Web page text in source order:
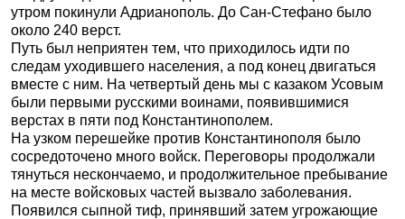
утром покинули Адрианополь. До Сан-Стефано было
около 240 верст.
Путь был неприятен тем, что приходилось идти по
следам уходившего населения, а под конец двигаться
вместе с ним. На четвертый день мы с казаком Усовым
были первыми русскими воинами, появившимися
верстах в пяти под Константинополем.
На узком перешейке против Константинополя было
сосредоточено много войск. Переговоры продолжали
тянуться нескончаемо, и продолжительное пребывание
на месте войсковых частей вызвало заболевания.
Появился сыпной тиф, принявший затем угрожающие